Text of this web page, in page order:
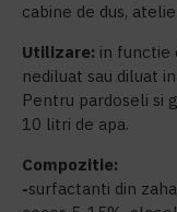
cabine de dus,
Utilizare: in functie
nediluat sau diluat
Pentru pardoseli si
10 litri de apa.
Compozitie:
-surfactanti din